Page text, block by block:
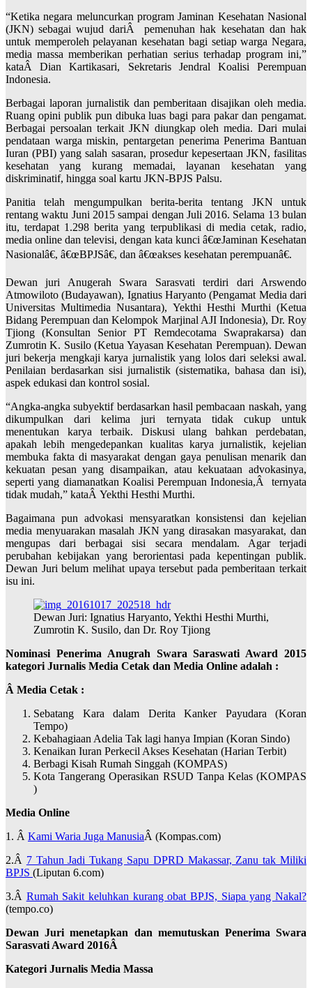
“Ketika negara meluncurkan program Jaminan Kesehatan Nasional
(JKN) sebagai wujud dariÂ pemenuhan hak kesehatan dan hak
untuk memperoleh pelayanan kesehatan bagi setiap warga Negara,
media massa memberikan perhatian serius terhadap program ini,”
kataÂ Dian Kartikasari, Sekretaris Jendral Koalisi Perempuan
Indonesia.
Berbagai laporan jurnalistik dan pemberitaan disajikan oleh media.
Ruang opini publik pun dibuka luas bagi para pakar dan pengamat.
Berbagai persoalan terkait JKN diungkap oleh media. Dari mulai
pendataan warga miskin, pentargetan penerima Penerima Bantuan
Iuran (PBI) yang salah sasaran, prosedur kepesertaan JKN, fasilitas
kesehatan yang kurang memadai, layanan kesehatan yang
diskriminatif, hingga soal kartu JKN-BPJS Palsu.
Panitia telah mengumpulkan berita-berita tentang JKN untuk
rentang waktu Juni 2015 sampai dengan Juli 2016. Selama 13 bulan
itu, terdapat 1.298 berita yang terpublikasi di media cetak, radio,
media online dan televisi, dengan kata kunci â€œJaminan Kesehatan
Nasionalâ€, â€œBPJSâ€, dan â€œakses kesehatan perempuanâ€.
Dewan juri Anugerah Swara Sarasvati terdiri dari Arswendo
Atmowiloto (Budayawan), Ignatius Haryanto (Pengamat Media dari
Universitas Multimedia Nusantara), Yekthi Hesthi Murthi (Ketua
Bidang Perempuan dan Kelompok Marjinal AJI Indonesia), Dr. Roy
Tjiong (Konsultan Senior PT Remdecotama Swaprakarsa) dan
Zumrotin K. Susilo (Ketua Yayasan Kesehatan Perempuan). Dewan
juri bekerja mengkaji karya jurnalistik yang lolos dari seleksi awal.
Penilaian berdasarkan sisi jurnalistik (sistematika, bahasa dan isi),
aspek edukasi dan kontrol sosial.
“Angka-angka subyektif berdasarkan hasil pembacaan naskah, yang
dikumpulkan dari kelima juri ternyata tidak cukup untuk
menentukan karya terbaik. Diskusi ulang bahkan perdebatan,
apakah lebih mengedepankan kualitas karya jurnalistik, kejelian
membuka fakta di masyarakat dengan gaya penulisan menarik dan
kekuatan pesan yang disampaikan, atau kekuataan advokasinya,
seperti yang diamanatkan Koalisi Perempuan Indonesia,Â ternyata
tidak mudah,” kataÂ Yekthi Hesthi Murthi.
Bagaimana pun advokasi mensyaratkan konsistensi dan kejelian
media menyuarakan masalah JKN yang dirasakan masyarakat, dan
mengupas dari berbagai sisi secara mendalam. Agar terjadi
perubahan kebijakan yang berorientasi pada kepentingan publik.
Dewan Juri belum melihat upaya tersebut pada pemberitaan terkait
isu ini.
Dewan Juri: Ignatius Haryanto, Yekthi Hesthi Murthi,
Zumrotin K. Susilo, dan Dr. Roy Tjiong
Nominasi Penerima Anugrah Swara Saraswati Award 2015
kategori Jurnalis Media Cetak dan Media Online adalah :
Â Media Cetak :
Sebatang Kara dalam Derita Kanker Payudara (Koran
Tempo)
Kebahagiaan Adelia Tak lagi hanya Impian (Koran Sindo)
Kenaikan Iuran Perkecil Akses Kesehatan (Harian Terbit)
Berbagi Kisah Rumah Singgah (KOMPAS)
Kota Tangerang Operasikan RSUD Tanpa Kelas (KOMPAS
)
Media Online
1. Â Kami Waria Juga ManusiaÂ (Kompas.com)
2.Â 7 Tahun Jadi Tukang Sapu DPRD Makassar, Zanu tak Miliki
BPJS (Liputan 6.com)
3.Â Rumah Sakit keluhkan kurang obat BPJS, Siapa yang Nakal?
(tempo.co)
Dewan Juri menetapkan dan memutuskan Penerima Swara
Sarasvati Award 2016Â
Kategori Jurnalis Media Massa